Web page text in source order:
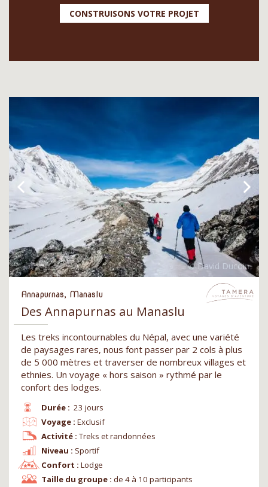
CONSTRUISONS VOTRE PROJET
Annapurnas, Manaslu
Des Annapurnas au Manaslu
Les treks incontournables du Népal, avec une variété
de paysages rares, nous font passer par 2 cols à plus
de 5 000 mètres et traverser de nombreux villages et
ethnies. Un voyage « hors saison » rythmé par le
confort des lodges.
Durée : 23 jours
Niveau : Sportif
Voyage : Exclusif
Confort : Lodge
Activité : Treks et randonnées
Taille du groupe : de 4 à 10 participants